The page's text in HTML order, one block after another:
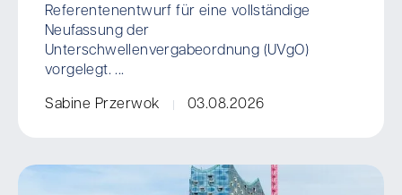
Referentenentwurf für eine vollständige
Neufassung der
Unterschwellenvergabeordnung (UVgO)
vorgelegt. ...
Sabine Przerwok 03.08.2026